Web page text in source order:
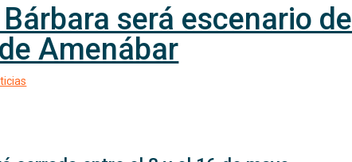
será escenario de
Amenábar